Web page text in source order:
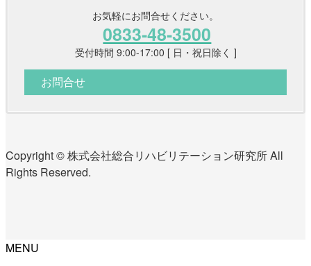
お気軽にお問合せください。
0833-48-3500
受付時間 9:00-17:00 [ 日・祝日除く ]
お問合せ
Copyright © 株式会社総合リハビリテーション研究所 All
Rights Reserved.
MENU